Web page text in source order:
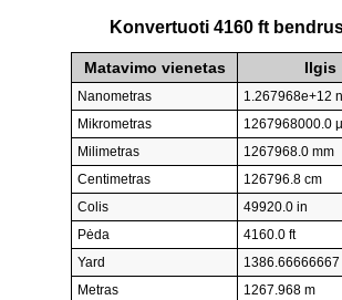
Konvertuoti 4160 ft
Matavimo vienetas Ilgis
Nanometras
1.267968e+12
Mikrometras
1267968000.0
Milimetras
1267968.0 mm
Centimetras
126796.8 cm
Colis
49920.0 in
Pėda
4160.0 ft
Yard
1386.66666667
Metras
1267.968 m